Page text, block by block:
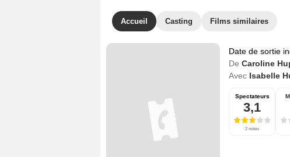
Accueil Casting Films similaires
Date de sortie
De Caroline
Avec Isabelle
Spectateurs
3,1
2 notes